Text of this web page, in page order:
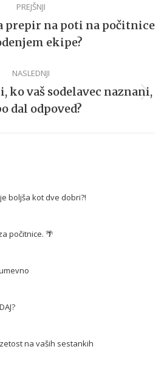
PREJŠNJI
Previous
post:
prepir na poti na počitnice
ekipe?
NASLEDNJI
Next
post:
ko vaš sodelavec naznani,
dal odpoved?
boljša kot dve dobri?!
počitnice. 🌴
na vaših sestankih